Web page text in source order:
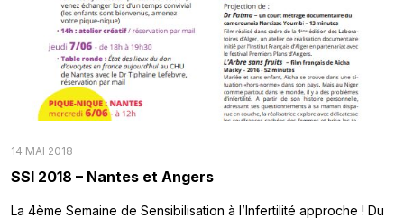
14 MAI 2018
SSI 2018 – Nantes et Angers
La 4ème Semaine de Sensibilisation à l’Infertilité approche ! Du